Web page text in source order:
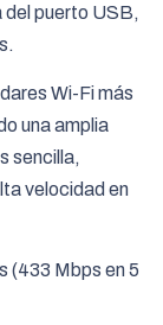
del puerto USB,
Wi-Fi más
una amplia
sencilla,
velocidad en
(433 Mbps en 5